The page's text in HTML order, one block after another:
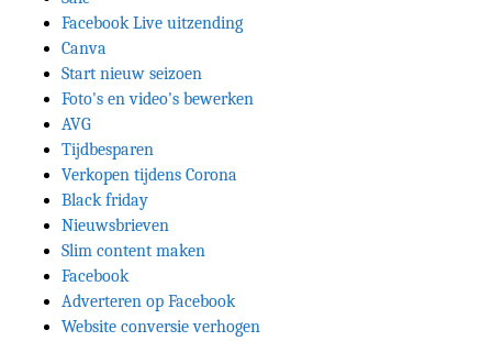
Facebook Live uitzending
Canva
Start nieuw seizoen
Foto's en video's bewerken
AVG
Tijdbesparen
Verkopen tijdens Corona
Black friday
Nieuwsbrieven
Slim content maken
Facebook
Adverteren op Facebook
Website conversie verhogen